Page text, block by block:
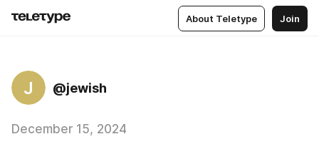
About Teletype Join
J @jewish
December 15, 2024